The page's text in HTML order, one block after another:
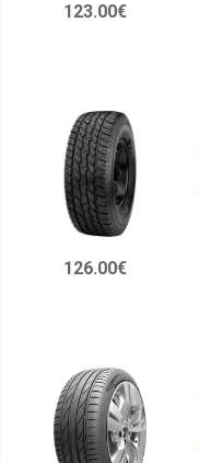
123.00€
126.00€